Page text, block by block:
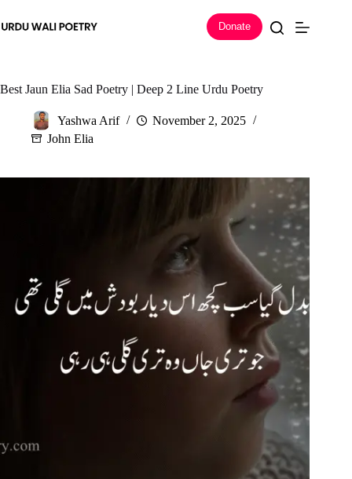
to
content
Donate
Best Jaun Elia Sad Poetry | Deep 2 Line Urdu Poetry
Yashwa Arif
November 2, 2025
John Elia